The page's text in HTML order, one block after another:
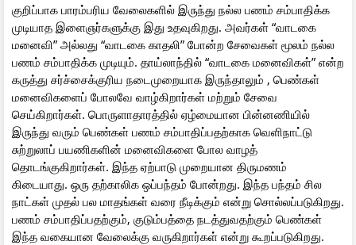
குறிப்பாக பாரம்பரிய வேலைகளில் இருந்து நல்ல பணம் சம்பாதிக்க
முடியாத இளைஞர்களுக்கு இது உதவுகிறது. அவர்கள் “வாடகை
மனைவி” அல்லது “வாடகை காதலி” போன்ற சேவைகள் மூலம் நல்ல
பணம் சம்பாதிக்க முடியும். தாய்லாந்தில் “வாடகை மனைவிகள்” என்ற
கருத்து சர்ச்சைக்குரிய நடைமுறையாக இருந்தாலும் , பெண்கள்
மனைவிகளைப் போலவே வாழ்கிறார்கள் மற்றும் சேவை
செய்கிறார்கள். பொருளாதாரத்தில் ஏழ்மையான பின்னணியில்
இருந்து வரும் பெண்கள் பணம் சம்பாதிப்பதற்காக வெளிநாட்டு
சுற்றுலாப் பயணிகளின் மனைவிகளை போல வாழத்
தொடங்குகிறார்கள். இந்த ஏற்பாடு முறையான திருமணம்
கிடையாது. ஒரு தற்காலிக ஒப்பந்தம் போன்றது. இந்த பந்தம் சில
நாட்கள் முதல் பல மாதங்கள் வரை நீடிக்கும் என்று சொல்லப்படுகிறது.
பணம் சம்பாதிப்பதற்கும், குடும்பத்தை நடத்துவதற்கும் பெண்கள்
இந்த வகையான வேலைக்கு வருகிறார்கள் என்று கூறப்படுகிறது.